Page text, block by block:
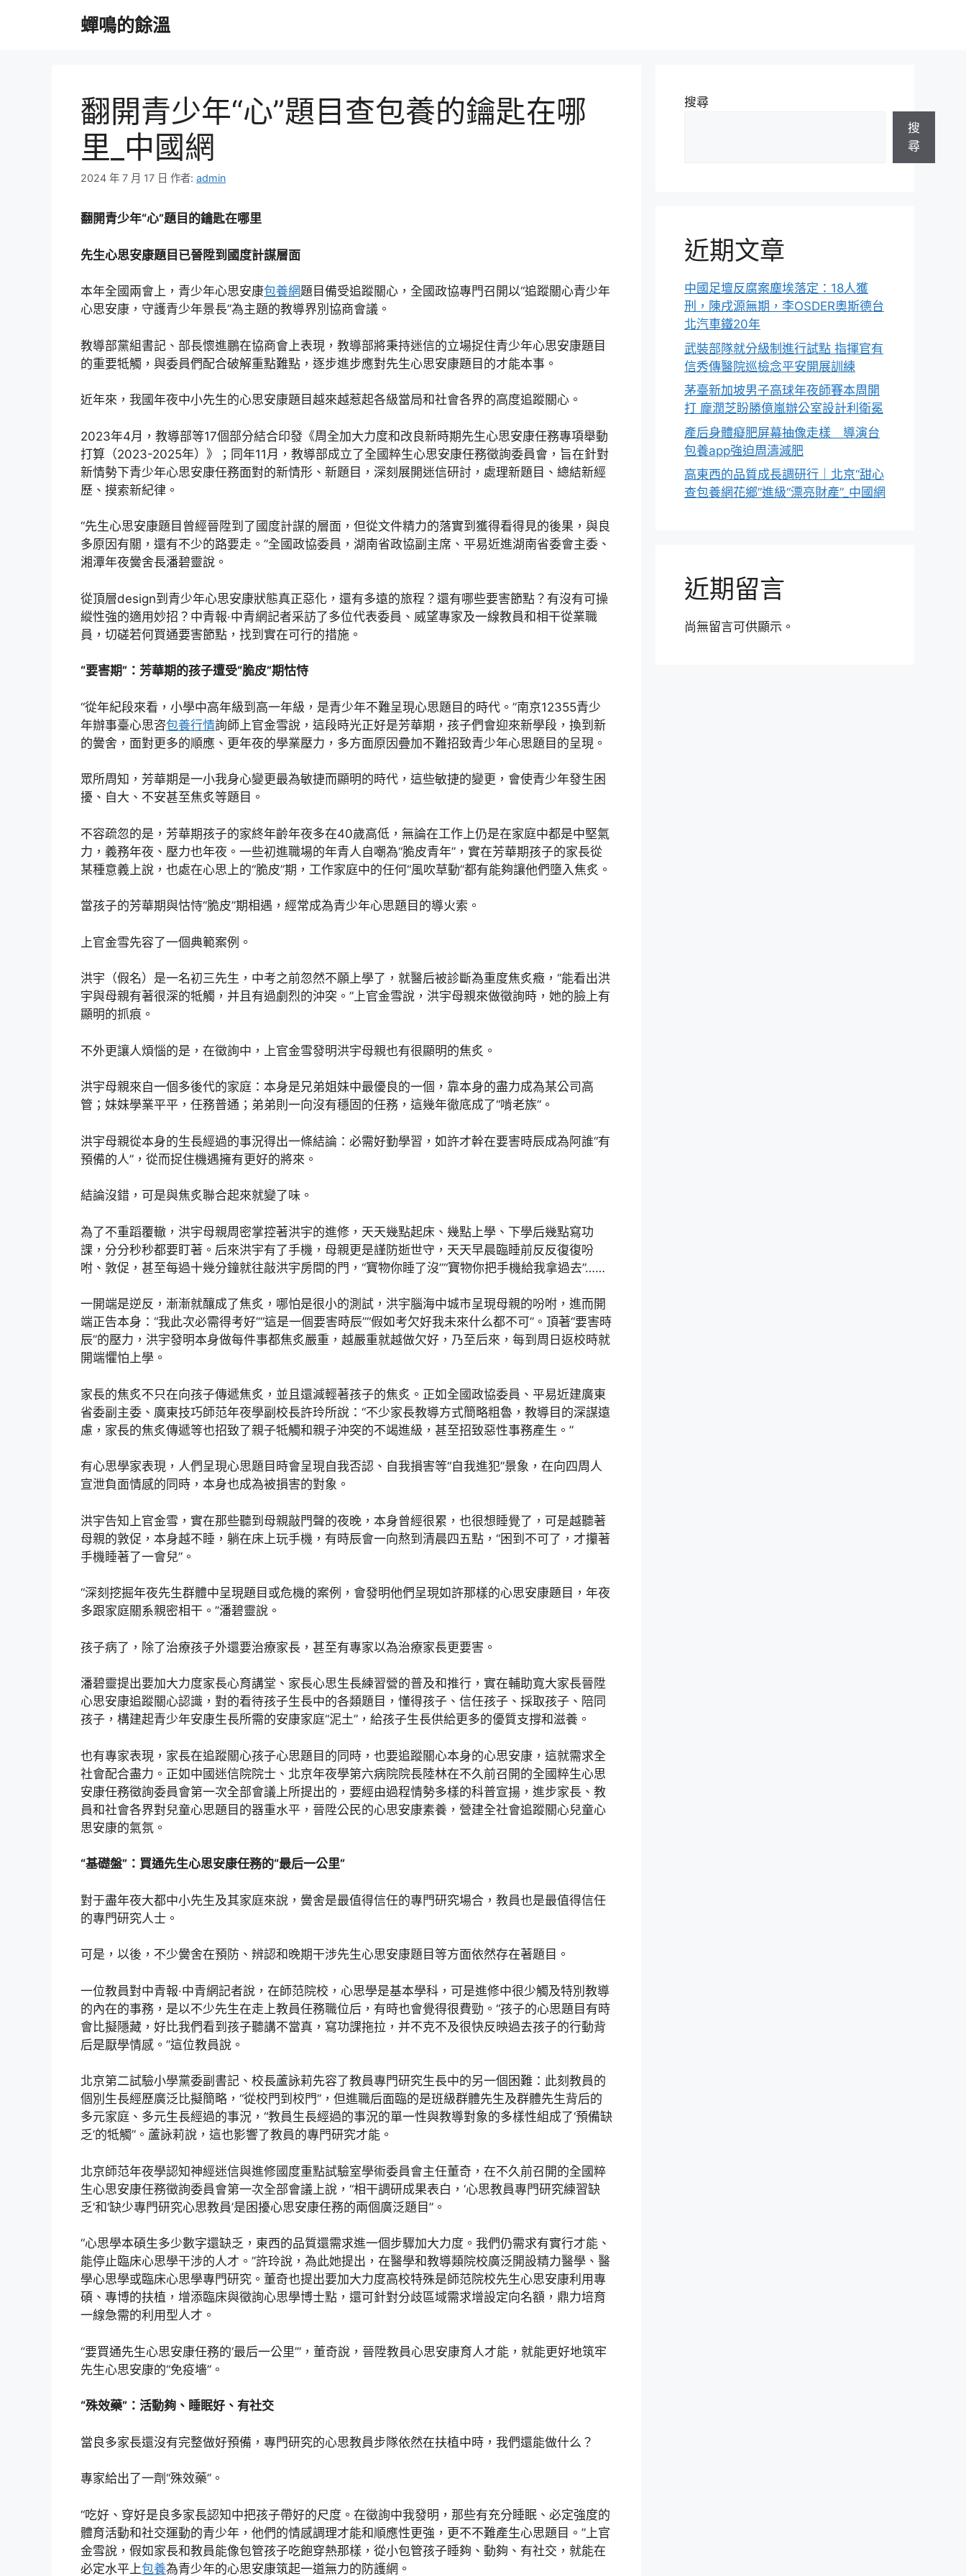
蟬鳴的餘溫
翻開青少年“心”題目查包養的鑰匙在哪
里_中國網
2024 年 7 月 17 日 作者: admin
翻開青少年“心”題目的鑰匙在哪里
先生心思安康題目已晉陞到國度計謀層面
本年全國兩會上，青少年心思安康包養網題目備受追蹤關心，全國政協專門召開以“追蹤關心青少年
心思安康，守護青少年景長”為主題的教導界別協商會議。
教導部黨組書記、部長懷進鵬在協商會上表現，教導部將秉持迷信的立場捉住青少年心思安康題目
的重要牴觸，與委員們配合破解重點難點，逐步進步應對先生心思安康題目的才能本事。
近年來，我國年夜中小先生的心思安康題目越來越惹起各級當局和社會各界的高度追蹤關心。
2023年4月，教導部等17個部分結合印發《周全加大力度和改良新時期先生心思安康任務專項舉動
打算（2023-2025年）》；同年11月，教導部成立了全國粹生心思安康任務徵詢委員會，旨在針對
新情勢下青少年心思安康任務面對的新情形、新題目，深刻展開迷信研討，處理新題目、總結新經
歷、摸索新紀律。
“先生心思安康題目曾經晉陞到了國度計謀的層面，但從文件精力的落實到獲得看得見的後果，與良
多原因有關，還有不少的路要走。”全國政協委員，湖南省政協副主席、平易近進湖南省委會主委、
湘潭年夜黌舍長潘碧靈說。
從頂層design到青少年心思安康狀態真正惡化，還有多遠的旅程？還有哪些要害節點？有沒有可操
縱性強的適用妙招？中青報·中青網記者采訪了多位代表委員、威望專家及一線教員和相干從業職
員，切磋若何買通要害節點，找到實在可行的措施。
“要害期”：芳華期的孩子遭受“脆皮”期怙恃
“從年紀段來看，小學中高年級到高一年級，是青少年不難呈現心思題目的時代。”南京12355青少
年辦事臺心思咨包養行情詢師上官金雪說，這段時光正好是芳華期，孩子們會迎來新學段，換到新
的黌舍，面對更多的順應、更年夜的學業壓力，多方面原因疊加不難招致青少年心思題目的呈現。
眾所周知，芳華期是一小我身心變更最為敏捷而顯明的時代，這些敏捷的變更，會使青少年發生困
擾、自大、不安甚至焦炙等題目。
不容疏忽的是，芳華期孩子的家終年齡年夜多在40歲高低，無論在工作上仍是在家庭中都是中堅氣
力，義務年夜、壓力也年夜。一些初進職場的年青人自嘲為“脆皮青年”，實在芳華期孩子的家長從
某種意義上說，也處在心思上的“脆皮”期，工作家庭中的任何“風吹草動”都有能夠讓他們墮入焦炙。
當孩子的芳華期與怙恃“脆皮”期相遇，經常成為青少年心思題目的導火索。
上官金雪先容了一個典範案例。
洪宇（假名）是一名初三先生，中考之前忽然不願上學了，就醫后被診斷為重度焦炙癥，“能看出洪
宇與母親有著很深的牴觸，并且有過劇烈的沖突。”上官金雪說，洪宇母親來做徵詢時，她的臉上有
顯明的抓痕。
不外更讓人煩惱的是，在徵詢中，上官金雪發明洪宇母親也有很顯明的焦炙。
洪宇母親來自一個多後代的家庭：本身是兄弟姐妹中最優良的一個，靠本身的盡力成為某公司高
管；妹妹學業平平，任務普通；弟弟則一向沒有穩固的任務，這幾年徹底成了“啃老族”。
洪宇母親從本身的生長經過的事況得出一條結論：必需好勤學習，如許才幹在要害時辰成為阿誰“有
預備的人”，從而捉住機遇擁有更好的將來。
結論沒錯，可是與焦炙聯合起來就變了味。
為了不重蹈覆轍，洪宇母親周密掌控著洪宇的進修，天天幾點起床、幾點上學、下學后幾點寫功
課，分分秒秒都要盯著。后來洪宇有了手機，母親更是謹防逝世守，天天早晨臨睡前反反復復吩
咐、敦促，甚至每過十幾分鐘就往敲洪宇房間的門，“寶物你睡了沒”“寶物你把手機給我拿過去”……
一開端是逆反，漸漸就釀成了焦炙，哪怕是很小的測試，洪宇腦海中城市呈現母親的吩咐，進而開
端正告本身：“我此次必需得考好”“這是一個要害時辰”“假如考欠好我未來什么都不可”。頂著“要害時
辰”的壓力，洪宇發明本身做每件事都焦炙嚴重，越嚴重就越做欠好，乃至后來，每到周日返校時就
開端懼怕上學。
家長的焦炙不只在向孩子傳遞焦炙，並且還減輕著孩子的焦炙。正如全國政協委員、平易近建廣東
省委副主委、廣東技巧師范年夜學副校長許玲所說：“不少家長教導方式簡略粗魯，教導目的深謀遠
慮，家長的焦炙傳遞等也招致了親子牴觸和親子沖突的不竭進級，甚至招致惡性事務產生。”
有心思學家表現，人們呈現心思題目時會呈現自我否認、自我損害等“自我進犯”景象，在向四周人
宣泄負面情感的同時，本身也成為被損害的對象。
洪宇告知上官金雪，實在那些聽到母親敲門聲的夜晚，本身曾經很累，也很想睡覺了，可是越聽著
母親的敦促，本身越不睡，躺在床上玩手機，有時辰會一向熬到清晨四五點，“困到不可了，才攥著
手機睡著了一會兒”。
“深刻挖掘年夜先生群體中呈現題目或危機的案例，會發明他們呈現如許那樣的心思安康題目，年夜
多跟家庭關系親密相干。”潘碧靈說。
孩子病了，除了治療孩子外還要治療家長，甚至有專家以為治療家長更要害。
潘碧靈提出要加大力度家長心育講堂、家長心思生長練習營的普及和推行，實在輔助寬大家長晉陞
心思安康追蹤關心認識，對的看待孩子生長中的各類題目，懂得孩子、信任孩子、採取孩子、陪同
孩子，構建起青少年安康生長所需的安康家庭“泥土”，給孩子生長供給更多的優質支撐和滋養。
也有專家表現，家長在追蹤關心孩子心思題目的同時，也要追蹤關心本身的心思安康，這就需求全
社會配合盡力。正如中國迷信院院士、北京年夜學第六病院院長陸林在不久前召開的全國粹生心思
安康任務徵詢委員會第一次全部會議上所提出的，要經由過程情勢多樣的科普宣揚，進步家長、教
員和社會各界對兒童心思題目的器重水平，晉陞公民的心思安康素養，營建全社會追蹤關心兒童心
思安康的氣氛。
“基礎盤”：買通先生心思安康任務的“最后一公里”
對于盡年夜大都中小先生及其家庭來說，黌舍是最值得信任的專門研究場合，教員也是最值得信任
的專門研究人士。
可是，以後，不少黌舍在預防、辨認和晚期干涉先生心思安康題目等方面依然存在著題目。
一位教員對中青報·中青網記者說，在師范院校，心思學是基本學科，可是進修中很少觸及特別教導
的內在的事務，是以不少先生在走上教員任務職位后，有時也會覺得很費勁。“孩子的心思題目有時
會比擬隱藏，好比我們看到孩子聽講不當真，寫功課拖拉，并不克不及很快反映過去孩子的行動背
后是厭學情感。”這位教員說。
北京第二試驗小學黨委副書記、校長蘆詠莉先容了教員專門研究生長中的另一個困難：此刻教員的
個別生長經歷廣泛比擬簡略，“從校門到校門”，但進職后面臨的是班級群體先生及群體先生背后的
多元家庭、多元生長經過的事況，“教員生長經過的事況的單一性與教導對象的多樣性組成了‘預備缺
乏’的牴觸”。蘆詠莉說，這也影響了教員的專門研究才能。
北京師范年夜學認知神經迷信與進修國度重點試驗室學術委員會主任董奇，在不久前召開的全國粹
生心思安康任務徵詢委員會第一次全部會議上說，“相干調研成果表白，‘心思教員專門研究練習缺
乏’和‘缺少專門研究心思教員’是困擾心思安康任務的兩個廣泛題目”。
“心思學本碩生多少數字還缺乏，東西的品質還需求進一個步驟加大力度。我們仍需求有實行才能、
能停止臨床心思學干涉的人才。”許玲說，為此她提出，在醫學和教導類院校廣泛開設精力醫學、醫
學心思學或臨床心思學專門研究。董奇也提出要加大力度高校特殊是師范院校先生心思安康利用專
碩、專博的扶植，增添臨床與徵詢心思學博士點，還可針對分歧區域需求增設定向名額，鼎力培育
一線急需的利用型人才。
“要買通先生心思安康任務的‘最后一公里’”，董奇說，晉陞教員心思安康育人才能，就能更好地筑牢
先生心思安康的“免疫墻”。
“殊效藥”：活動夠、睡眠好、有社交
當良多家長還沒有完整做好預備，專門研究的心思教員步隊依然在扶植中時，我們還能做什么？
專家給出了一劑“殊效藥”。
“吃好、穿好是良多家長認知中把孩子帶好的尺度。在徵詢中我發明，那些有充分睡眠、必定強度的
體育活動和社交運動的青少年，他們的情感調理才能和順應性更強，更不不難產生心思題目。”上官
金雪說，假如家長和教員能像包管孩子吃飽穿熱那樣，從小包管孩子睡夠、動夠、有社交，就能在
必定水平上包養為青少年的心思安康筑起一道無力的防護網。
搜尋
搜
尋
近期文章
中國足壇反腐案塵埃落定：18人獲
刑，陳戌源無期，李OSDER奧斯德台
北汽車鐵20年
武裝部隊就分級制進行試點 指揮官有
信秀傳醫院巡檢念平安開展訓練
茅臺新加坡男子高球年夜師賽本周開
打 龐潤芝盼勝億嵐辦公室設計利衛冕
產后身體癡肥屏幕抽像走樣 導演台
包養app強迫周濤減肥
高東西的品質成長調研行｜北京“甜心
查包養網花鄉”進級“漂亮財產”_中國網
近期留言
尚無留言可供顯示。